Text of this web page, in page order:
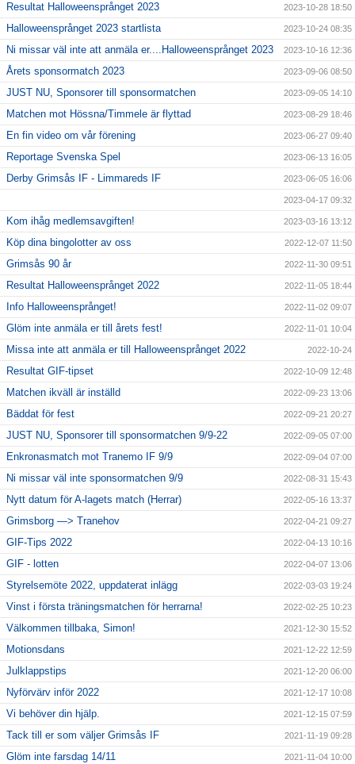
Resultat Halloweensprånget 2023 2023-10-28 18:50
Halloweensprånget 2023 startlista 2023-10-24 08:35
Ni missar väl inte att anmäla er....Halloweensprånget 2023 2023-10-16 12:36
Årets sponsormatch 2023 2023-09-06 08:50
JUST NU, Sponsorer till sponsormatchen 2023-09-05 14:10
Matchen mot Hössna/Timmele är flyttad 2023-08-29 18:46
En fin video om vår förening 2023-06-27 09:40
Reportage Svenska Spel 2023-06-13 16:05
Derby Grimsås IF - Limmareds IF 2023-06-05 16:06
2023-04-17 09:32
Kom ihåg medlemsavgiften! 2023-03-16 13:12
Köp dina bingolotter av oss 2022-12-07 11:50
Grimsås 90 år 2022-11-30 09:51
Resultat Halloweensprånget 2022 2022-11-05 18:44
Info Halloweensprånget! 2022-11-02 09:07
Glöm inte anmäla er till årets fest! 2022-11-01 10:04
Missa inte att anmäla er till Halloweensprånget 2022 2022-10-24
Resultat GIF-tipset 2022-10-09 12:48
Matchen ikväll är inställd 2022-09-23 13:06
Bäddat för fest 2022-09-21 20:27
JUST NU, Sponsorer till sponsormatchen 9/9-22 2022-09-05 07:00
Enkronasmatch mot Tranemo IF 9/9 2022-09-04 07:00
Ni missar väl inte sponsormatchen 9/9 2022-08-31 15:43
Nytt datum för A-lagets match (Herrar) 2022-05-16 13:37
Grimsborg —> Tranehov 2022-04-21 09:27
GIF-Tips 2022 2022-04-13 10:16
GIF - lotten 2022-04-07 13:06
Styrelsemöte 2022, uppdaterat inlägg 2022-03-03 19:24
Vinst i första träningsmatchen för herrarna! 2022-02-25 10:23
Välkommen tillbaka, Simon! 2021-12-30 15:52
Motionsdans 2021-12-22 12:59
Julklappstips 2021-12-20 06:00
Nyförvärv inför 2022 2021-12-17 10:08
Vi behöver din hjälp. 2021-12-15 07:59
Tack till er som väljer Grimsås IF 2021-11-19 09:28
Glöm inte farsdag 14/11 2021-11-04 10:00